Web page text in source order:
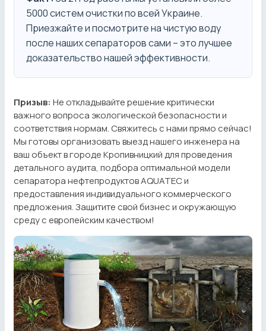
5000 систем очистки по всей Украине.
Приезжайте и посмотрите на чистую воду
после наших сепараторов сами – это лучшее
доказательство нашей эффективности.
Призыв: Не откладывайте решение критически
важного вопроса экологической безопасности и
соответствия нормам. Свяжитесь с нами прямо сейчас!
Мы готовы организовать выезд нашего инженера на
ваш объект в городе Кропивницкий для проведения
детального аудита, подбора оптимальной модели
сепаратора нефтепродуктов AQUATEC и
предоставления индивидуального коммерческого
предложения. Защитите свой бизнес и окружающую
среду с европейским качеством!